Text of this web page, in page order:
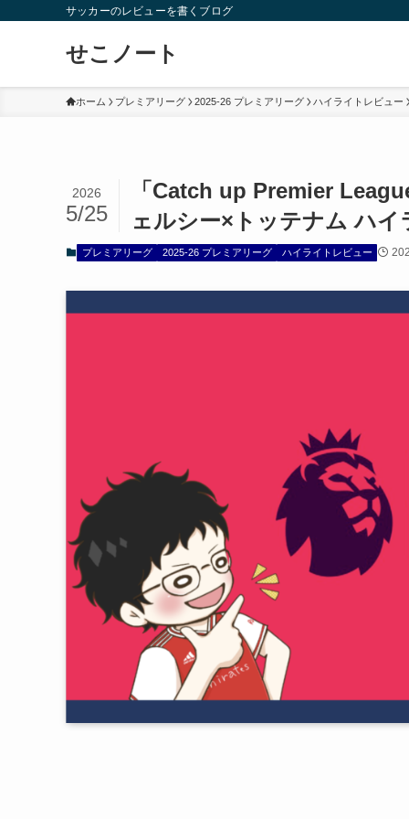
サッカーのレビューを書くブログ
せこノート
ホーム プレミアリーグ 2025-26 プレミアリーグ ハイライトレビュー
「Catch up Premier
ェルシー×トッテナム ハイ
2026
5/25
プレミアリーグ 2025-26 プレミアリーグ ハイライトレビュー